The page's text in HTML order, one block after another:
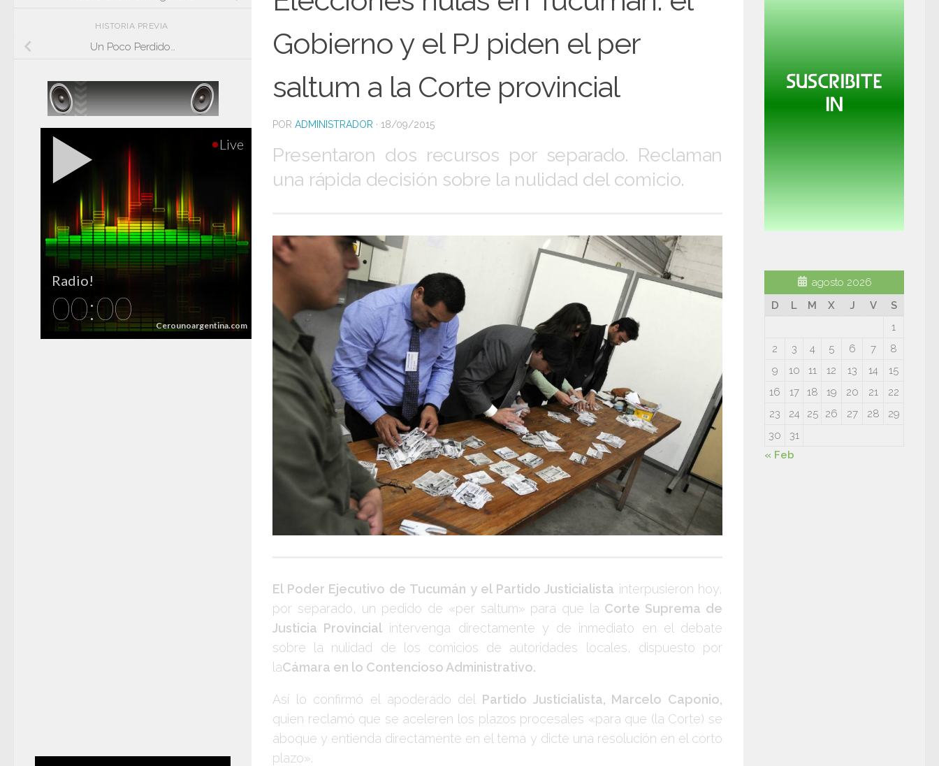
Gobierno y el PJ piden el per
saltum a la Corte provincial
POR ADMINISTRADOR · 18/09/2015
Presentaron dos recursos por separado. Reclaman
una rápida decisión sobre la nulidad del comicio.
El Poder Ejecutivo de Tucumán y el Partido Justicialista interpusieron hoy,
por separado, un pedido de «per saltum» para que la Corte Suprema de
Justicia Provincial intervenga directamente y de inmediato en el debate
sobre la nulidad de los comicios de autoridades locales, dispuesto por
laCámara en lo Contencioso Administrativo.
Así lo confirmó el apoderado del Partido Justicialista, Marcelo Caponio,
quien reclamó que se aceleren los plazos procesales «para que (la Corte) se
aboque y entienda directamente en el tema y dicte una resolución en el corto
plazo».
HISTORIA PREVIA
Un Poco Perdido…
agosto 2026
D
L M X J V
S
1
2
3 4 5 6 7
8
9
10 11 12 13 14
15
16
17 18 19 20 21
22
23
24 25 26 27 28
29
30
31
« Feb